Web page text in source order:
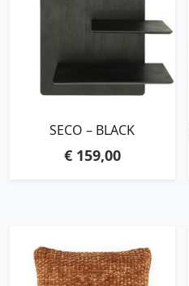
SECO – BLACK
€159,00